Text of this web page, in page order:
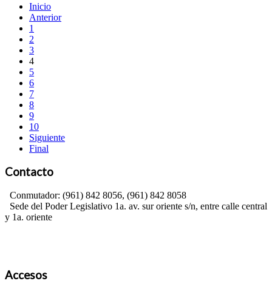
Inicio
Anterior
1
2
3
4
5
6
7
8
9
10
Siguiente
Final
Contacto
Conmutador: (961) 842 8056, (961) 842 8058
Sede del Poder Legislativo 1a. av. sur oriente s/n, entre calle central
y 1a. oriente
Accesos